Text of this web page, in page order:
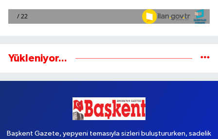
Yükleniyor...
Başkent Gazete, yepyeni temasıyla sizleri buluştururken, sadelik